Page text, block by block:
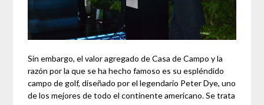
Sin embargo, el valor agregado de Casa de Campo y la
razón por la que se ha hecho famoso es su espléndido
campo de golf, diseñado por el legendario Peter Dye, uno
de los mejores de todo el continente americano. Se trata